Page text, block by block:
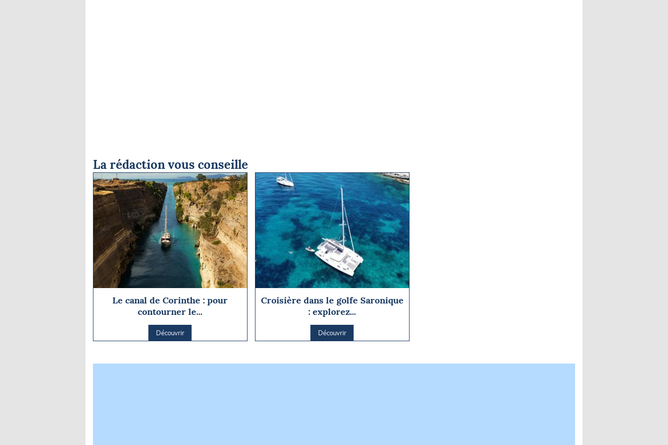
La rédaction vous conseille
Le canal de Corinthe : pour
contourner le...
Découvrir
Croisière dans le golfe Saronique
: explorez...
Découvrir